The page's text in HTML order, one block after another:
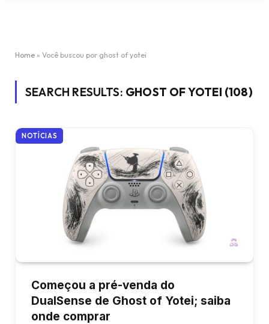
Home » Você buscou por ghost of yotei
SEARCH RESULTS: GHOST OF YOTEI (108)
NOTÍCIAS
Começou a pré-venda do
DualSense de Ghost of Yotei; saiba
onde comprar